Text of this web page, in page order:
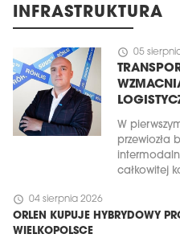
INFRASTRUKTURA
schedule 05
W
przewiozła
całkowitej
schedule 04 sierpnia 2026
ORLEN KUPUJE HYBRYDOWY
WIELKOPOLSCE